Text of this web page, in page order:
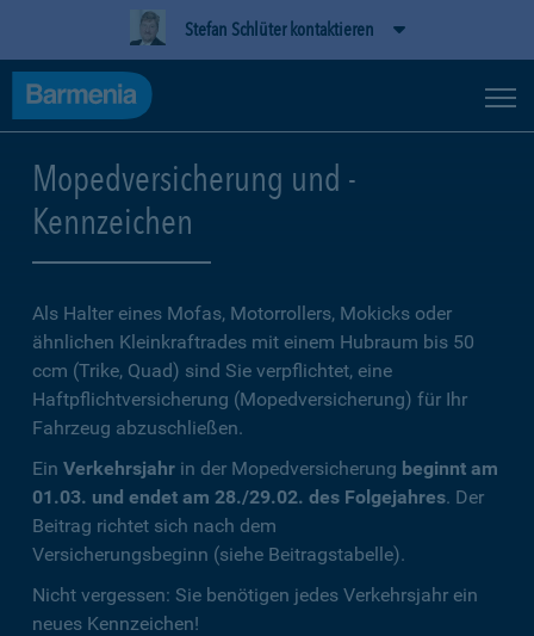
Stefan Schlüter kontaktieren
Mopedversicherung und -
Kennzeichen
Als Halter eines Mofas, Motorrollers, Mokicks oder
ähnlichen Kleinkraftrades mit einem Hubraum bis 50
ccm (Trike, Quad) sind Sie verpflichtet, eine
Haftpflichtversicherung (Mopedversicherung) für Ihr
Fahrzeug abzuschließen.
Ein Verkehrsjahr in der Mopedversicherung beginnt am
01.03. und endet am 28./29.02. des Folgejahres. Der
Beitrag richtet sich nach dem
Versicherungsbeginn (siehe Beitragstabelle).
Nicht vergessen: Sie benötigen jedes Verkehrsjahr ein
neues Kennzeichen!